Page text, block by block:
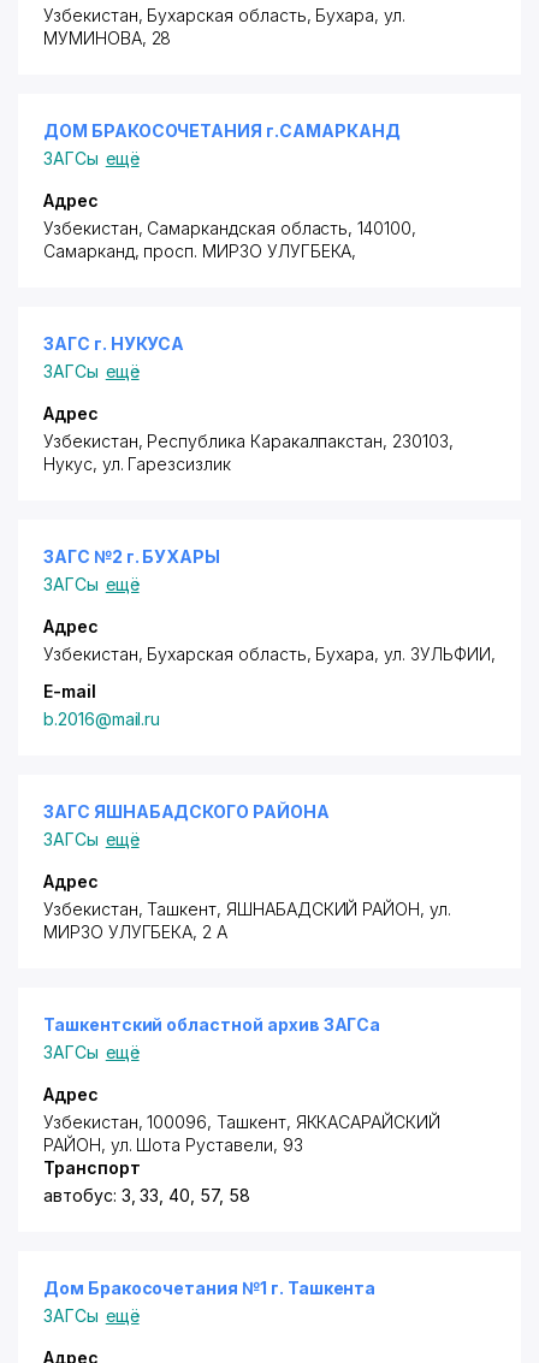
Узбекистан, Бухарская область, Бухара,ул.
МУМИНОВА, 28
ДОМ БРАКОСОЧЕТАНИЯ г.САМАРКАНД
ЗАГСы ещё
Адрес
Узбекистан, Самаркандская область, 140100,
Самарканд, просп. МИРЗО УЛУГБЕКА,
ЗАГС г. НУКУСА
ЗАГСы ещё
Адрес
Узбекистан, Республика Каракалпакстан, 230103,
Нукус, ул. Гарезсизлик
ЗАГС №2 г. БУХАРЫ
ЗАГСы ещё
Адрес
Узбекистан, Бухарская область, Бухара,ул. ЗУЛЬФИИ,
E-mail
b.2016@mail.ru
ЗАГС ЯШНАБАДСКОГО РАЙОНА
ЗАГСы ещё
Адрес
Узбекистан, Ташкент, ЯШНАБАДСКИЙ РАЙОН, ул.
МИРЗО УЛУГБЕКА, 2 А
Ташкентский областной архив ЗАГСа
ЗАГСы ещё
Адрес
Узбекистан, 100096, Ташкент, ЯККАСАРАЙСКИЙ
РАЙОН, ул. Шота Руставели, 93
Транспорт
автобус: 3, 33, 40, 57, 58
Дом Бракосочетания №1 г. Ташкента
ЗАГСы ещё
Адрес